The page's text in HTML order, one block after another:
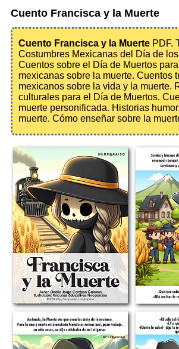
Cuento Francisca y la Muerte
Cuento Francisca y la Muerte PDF.
Costumbres Mexicanas del Día de
Cuentos sobre el Día de Muertos
mexicanas sobre la muerte. Cuentos
mexicanos sobre la vida y la muerte.
culturales para el Día de Muertos.
muerte personificada. Historias
muerte. Cómo enseñar sobre la